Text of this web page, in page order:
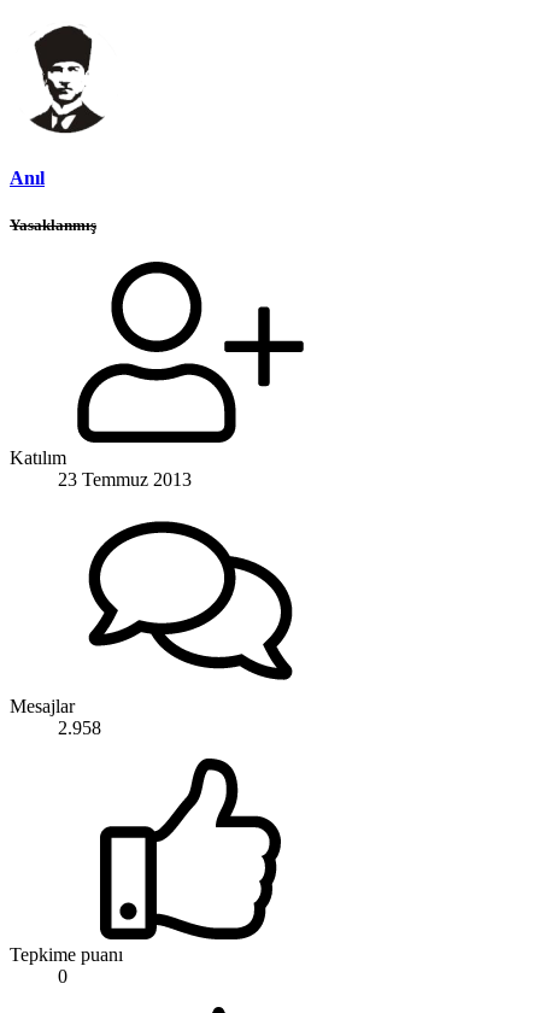
Anıl
Yasaklanmış
Katılım
23 Temmuz 2013
Mesajlar
2.958
Tepkime puanı
0